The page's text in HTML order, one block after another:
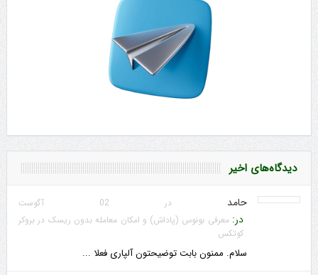
دیدگاه‌های اخیر
حامد در 02 آگوست
در:معرفی بونوس (پاداش) و امکان معامله بدون ریسک در بروکر
کوتکس
سلام. ممنون بابت توضیحتون آلپاری فعلا ...